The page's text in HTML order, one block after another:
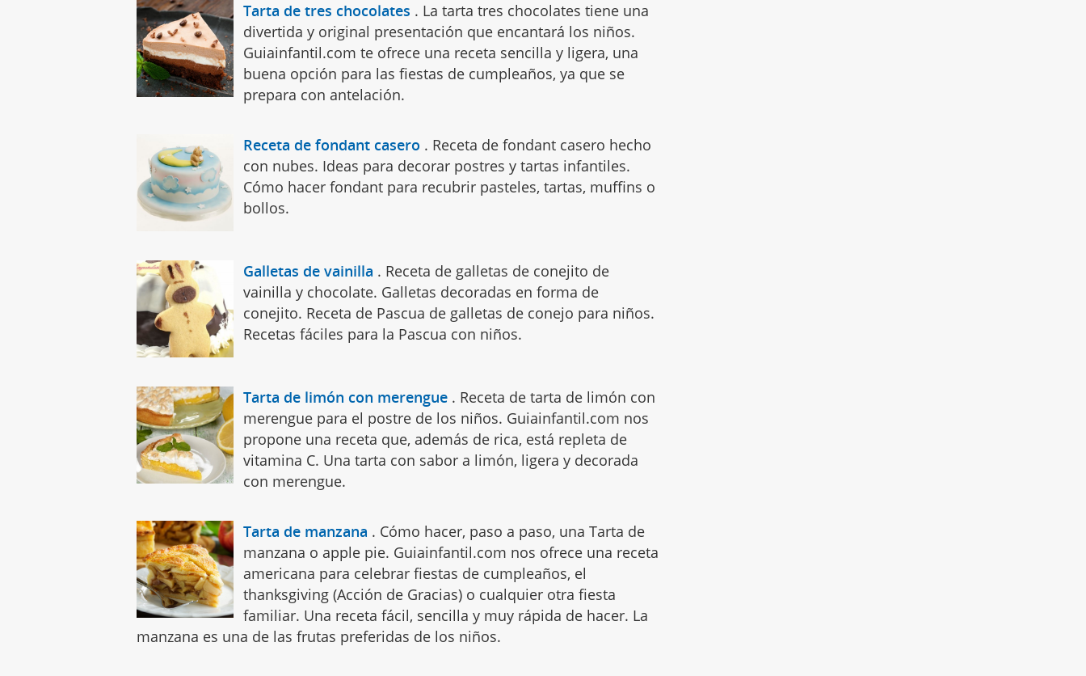
Tarta de tres chocolates . La tarta tres chocolates tiene una
divertida y original presentación que encantará los niños.
Guiainfantil.com te ofrece una receta sencilla y ligera, una
buena opción para las fiestas de cumpleaños, ya que se
prepara con antelación.
Receta de fondant casero . Receta de fondant casero hecho
con nubes. Ideas para decorar postres y tartas infantiles.
Cómo hacer fondant para recubrir pasteles, tartas, muffins o
bollos.
Galletas de vainilla . Receta de galletas de conejito de
vainilla y chocolate. Galletas decoradas en forma de
conejito. Receta de Pascua de galletas de conejo para niños.
Recetas fáciles para la Pascua con niños.
Tarta de limón con merengue . Receta de tarta de limón con
merengue para el postre de los niños. Guiainfantil.com nos
propone una receta que, además de rica, está repleta de
vitamina C. Una tarta con sabor a limón, ligera y decorada
con merengue.
Tarta de manzana . Cómo hacer, paso a paso, una Tarta de
manzana o apple pie. Guiainfantil.com nos ofrece una receta
americana para celebrar fiestas de cumpleaños, el
thanksgiving (Acción de Gracias) o cualquier otra fiesta
familiar. Una receta fácil, sencilla y muy rápida de hacer. La
manzana es una de las frutas preferidas de los niños.